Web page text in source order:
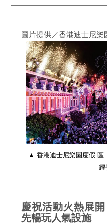
圖片提供／香港迪士尼樂
▲ 香港迪士尼樂園度假 區
耀
慶祝活動火熱展
先暢玩人氣設施